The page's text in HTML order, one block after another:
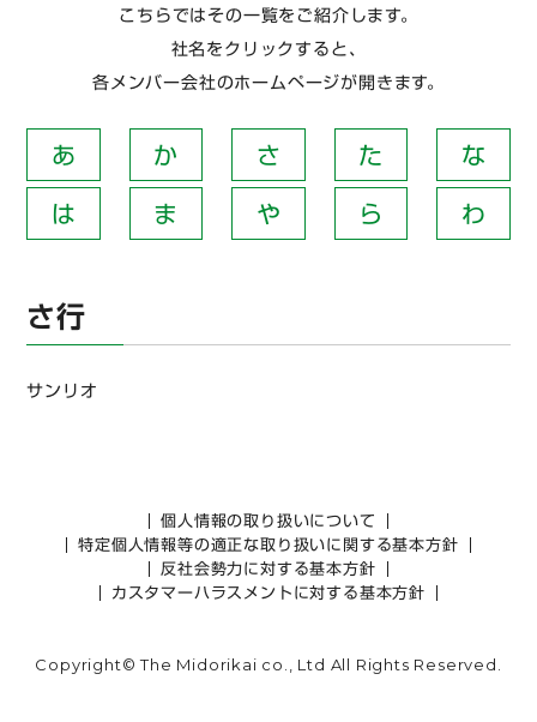
こちらではその一覧をご紹介します。
社名をクリックすると、
各メンバー会社のホームページが開きます。
あ か さ た な
は ま や ら わ
さ行
サンリオ
個人情報の取り扱いについて
特定個人情報等の適正な取り扱いに関する基本方針
反社会勢力に対する基本方針
カスタマーハラスメントに対する基本方針
Copyright© The Midorikai co., Ltd All Rights Reserved.